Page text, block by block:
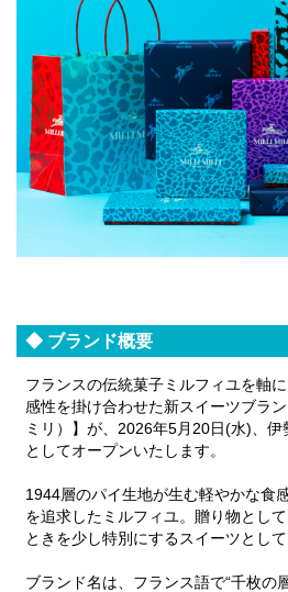
◆ ブランド概要
フランスの伝統菓子ミルフィユを軸
感性を掛け合わせた新スイーツブラ
ミリ）】が、2026年5月20日(水)、
としてオープンいたします。
1944層のパイ生地が生む軽やかな食
を追求したミルフィユ。贈り物とし
ときを少し特別にするスイーツとして
ブランド名は、フランス語で“千枚の